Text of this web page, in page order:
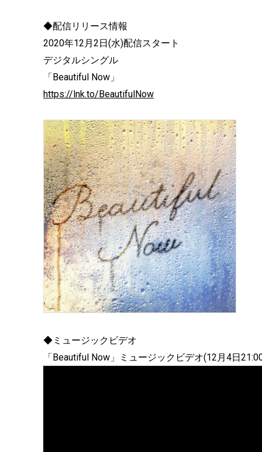
◆配信リリース情報
2020年12月2日(水)配信スタート
デジタルシングル
「Beautiful Now」
https://lnk.to/BeautifulNow
◆ミュージックビデオ
「Beautiful Now」ミュージックビデオ(12月4日